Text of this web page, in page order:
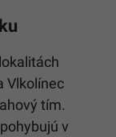
Vlkolínec
tím.
v